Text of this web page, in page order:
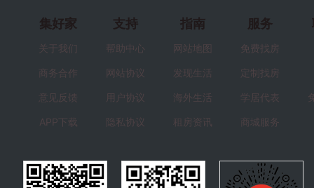
集好家
关于我们
商务合作
意见反馈
APP下载
支持
帮助中心
网站协议
用户协议
隐私协议
指南
网站地图
发现生活
海外生活
租房资讯
服务
免费找房
定制找房
学居代表
商城服务